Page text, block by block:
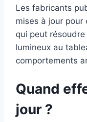
Les fabricants
mises à jour pour
qui peut
lumineux au
comportements
Quand
jour ?